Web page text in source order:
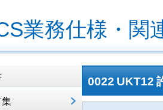
業務仕様・関
0022 UKT12